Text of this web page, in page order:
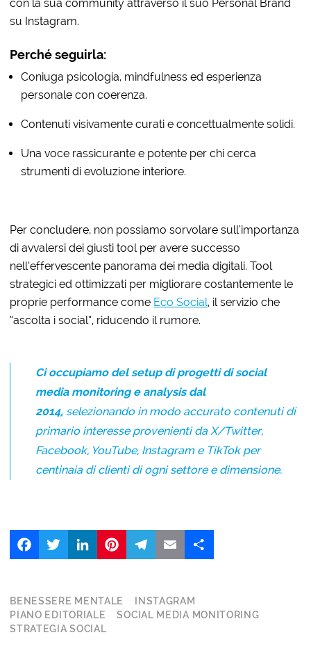
con la sua community attraverso il suo Personal Brand
su Instagram.
Perché seguirla:
Coniuga psicologia, mindfulness ed esperienza
personale con coerenza.
Contenuti visivamente curati e concettualmente solidi.
Una voce rassicurante e potente per chi cerca
strumenti di evoluzione interiore.
Per concludere, non possiamo sorvolare sull’importanza
di avvalersi dei giusti tool per avere successo
nell’effervescente panorama dei media digitali. Tool
strategici ed ottimizzati per migliorare costantemente le
proprie performance come Eco Social, il servizio che
“ascolta i social”, riducendo il rumore.
Ci occupiamo del setup di progetti di social
media monitoring e analysis dal
2014, selezionando in modo accurato contenuti di
primario interesse provenienti da X/Twitter,
Facebook, YouTube, Instagram e TikTok per
centinaia di clienti di ogni settore e dimensione.
LinkedIn
BENESSERE MENTALE
INSTAGRAM
PIANO EDITORIALE
SOCIAL MEDIA MONITORING
STRATEGIA SOCIAL